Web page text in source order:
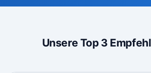
Unsere Top 3